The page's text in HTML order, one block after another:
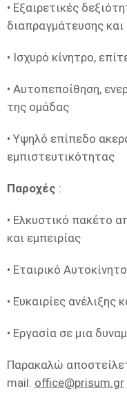
• Εξαιρετικές
διαπραγμάτευσης και
• Ισχυρό κίνητρο,
• Αυτοπεποίθηση,
της ομάδας
• Υψηλό επίπεδο
εμπιστευτικότητας
Παροχές :
• Ελκυστικό πακέτο
και εμπειρίας
• Εταιρικό
• Ευκαιρίες
• Εργασία σε μια
Παρακαλώ
mail: office@prisum.gr